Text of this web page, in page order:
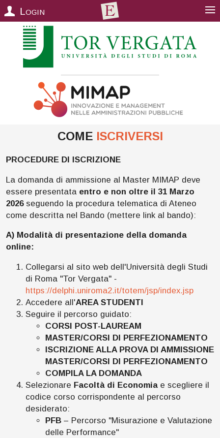
Login
COME ISCRIVERSI
PROCEDURE DI ISCRIZIONE
La domanda di ammissione al Master MIMAP deve
essere presentata entro e non oltre il 31 Marzo
2026seguendo la procedura telematica di Ateneo
come descritta nel Bando (mettere link al bando):
A) Modalità di presentazione della domanda
online:
Collegarsi al sito web dell'Università degli Studi
di Roma "Tor Vergata" -
https://delphi.uniroma2.it/totem/jsp/index.jsp
Accedere all'AREA STUDENTI
Seguire il percorso guidato:
CORSI POST-LAUREAM
MASTER/CORSI DI PERFEZIONAMENTO
ISCRIZIONE ALLA PROVA DI AMMISSIONE
MASTER/CORSI DI PERFEZIONAMENTO
COMPILA LA DOMANDA
Selezionare Facoltà di Economiae scegliere il
codice corso corrispondente al percorso
desiderato:
PFB – Percorso "Misurazione e Valutazione
delle Performance"